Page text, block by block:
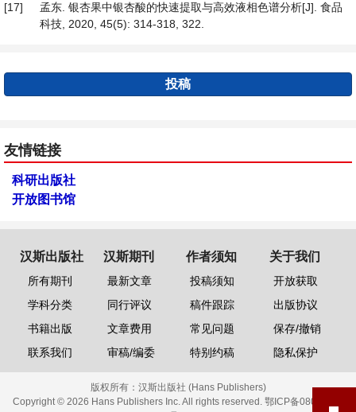
[17]
孟东. 银杏果中银杏酸的快速提取与高效液相色谱分析[J]. 食品
科技, 2020, 45(5): 314-318, 322.
投稿
友情链接
科研出版社
开放图书馆
汉斯出版社
所有期刊
学科分类
书籍出版
联系我们
汉斯期刊
最新文章
同行评议
文章费用
审稿/编委
作者须知
投稿须知
稿件跟踪
常见问题
特别约稿
关于我们
开放获取
出版协议
保存/撤销
隐私保护
版权所有： 汉斯出版社 (Hans Publishers)
Copyright © 2026 Hans Publishers Inc. All rights reserved. 鄂ICP备08006613